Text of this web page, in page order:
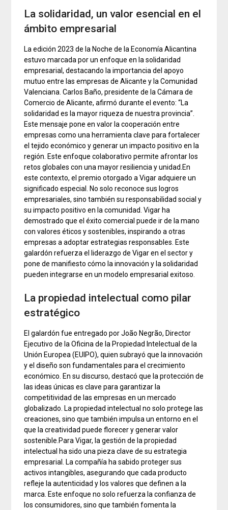
La solidaridad, un valor esencial en el
ámbito empresarial
La edición 2023 de la Noche de la Economía Alicantina
estuvo marcada por un enfoque en la solidaridad
empresarial, destacando la importancia del apoyo
mutuo entre las empresas de Alicante y la Comunidad
Valenciana. Carlos Baño, presidente de la Cámara de
Comercio de Alicante, afirmó durante el evento: “La
solidaridad es la mayor riqueza de nuestra provincia”.
Este mensaje pone en valor la cooperación entre
empresas como una herramienta clave para fortalecer
el tejido económico y generar un impacto positivo en la
región. Este enfoque colaborativo permite afrontar los
retos globales con una mayor resiliencia y unidad.En
este contexto, el premio otorgado a Vigar adquiere un
significado especial. No solo reconoce sus logros
empresariales, sino también su responsabilidad social y
su impacto positivo en la comunidad. Vigar ha
demostrado que el éxito comercial puede ir de la mano
con valores éticos y sostenibles, inspirando a otras
empresas a adoptar estrategias responsables. Este
galardón refuerza el liderazgo de Vigar en el sector y
pone de manifiesto cómo la innovación y la solidaridad
pueden integrarse en un modelo empresarial exitoso.
La propiedad intelectual como pilar
estratégico
El galardón fue entregado por João Negrão, Director
Ejecutivo de la Oficina de la Propiedad Intelectual de la
Unión Europea (EUIPO), quien subrayó que la innovación
y el diseño son fundamentales para el crecimiento
económico. En su discurso, destacó que la protección de
las ideas únicas es clave para garantizar la
competitividad de las empresas en un mercado
globalizado. La propiedad intelectual no solo protege las
creaciones, sino que también impulsa un entorno en el
que la creatividad puede florecer y generar valor
sostenible.Para Vigar, la gestión de la propiedad
intelectual ha sido una pieza clave de su estrategia
empresarial. La compañía ha sabido proteger sus
activos intangibles, asegurando que cada producto
refleje la autenticidad y los valores que definen a la
marca. Este enfoque no solo refuerza la confianza de
los consumidores, sino que también fomenta la